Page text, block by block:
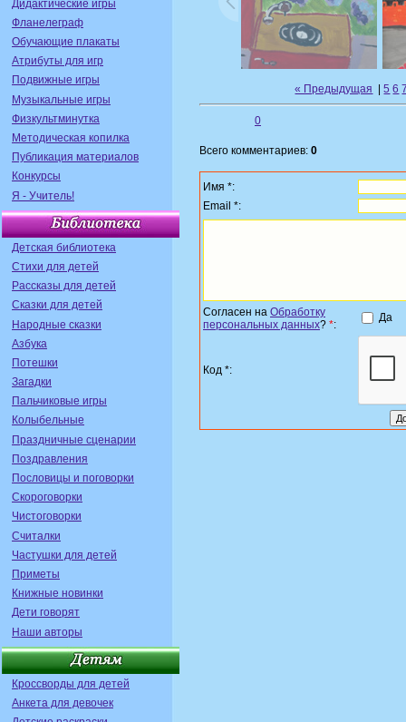
Дидактические игры
Фланелеграф
Обучающие плакаты
Атрибуты для игр
Подвижные игры
Музыкальные игры
Физкультминутка
Методическая копилка
Публикация материалов
Конкурсы
Я - Учитель!
Детская библиотека
Стихи для детей
Рассказы для детей
Сказки для детей
Народные сказки
Азбука
Потешки
Загадки
Пальчиковые игры
Колыбельные
Праздничные сценарии
Поздравления
Пословицы и поговорки
Скороговорки
Чистоговорки
Считалки
Частушки для детей
Приметы
Книжные новинки
Дети говорят
Наши авторы
Кроссворды для детей
Анкета для девочек
« Предыдущая |5 6
0
Всего комментариев: 0
Имя *:
Email *:
Согласен на Обработку
персональных данных? *:
Да
Код *: